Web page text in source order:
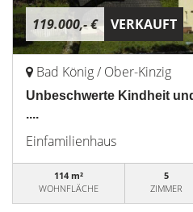
119.000,- € VERKAUFT
Bad König / Ober-Kinzig
Unbeschwerte Kindheit
....
Einfamilienhaus
114 m²
WOHNFLÄCHE
5
ZIMMER